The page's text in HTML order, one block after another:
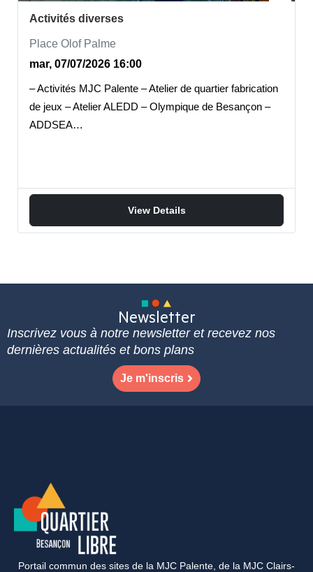
Activités diverses
Place Olof Palme
mar, 07/07/2026 16:00
– Activités MJC Palente – Atelier de quartier fabrication
de jeux – Atelier ALEDD – Olympique de Besançon –
ADDSEA…
View Details
Newsletter
Inscrivez vous à notre newsletter et recevez nos
dernières actualités et bons plans
Je m'inscris
Portail commun des sites de la MJC Palente, de la MJC Clairs-